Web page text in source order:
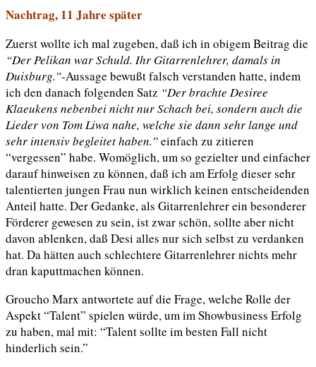
Nachtrag, 11 Jahre später
Zuerst wollte ich mal zugeben, daß ich in obigem Beitrag die
“Der Pelikan war Schuld. Ihr Gitarrenlehrer, damals in
Duisburg.”-Aussage bewußt falsch verstanden hatte, indem
ich den danach folgenden Satz “Der brachte Desiree
Klaeukens nebenbei nicht nur Schach bei, sondern auch die
Lieder von Tom Liwa nahe, welche sie dann sehr lange und
sehr intensiv begleitet haben.”einfach zu zitieren
“vergessen” habe. Womöglich, um so gezielter und einfacher
darauf hinweisen zu können, daß ich am Erfolg dieser sehr
talentierten jungen Frau nun wirklich keinen entscheidenden
Anteil hatte. Der Gedanke, als Gitarrenlehrer ein besonderer
Förderer gewesen zu sein, ist zwar schön, sollte aber nicht
davon ablenken, daß Desi alles nur sich selbst zu verdanken
hat. Da hätten auch schlechtere Gitarrenlehrer nichts mehr
dran kaputtmachen können.
Groucho Marx antwortete auf die Frage, welche Rolle der
Aspekt “Talent” spielen würde, um im Showbusiness Erfolg
zu haben, mal mit: “Talent sollte im besten Fall nicht
hinderlich sein.”